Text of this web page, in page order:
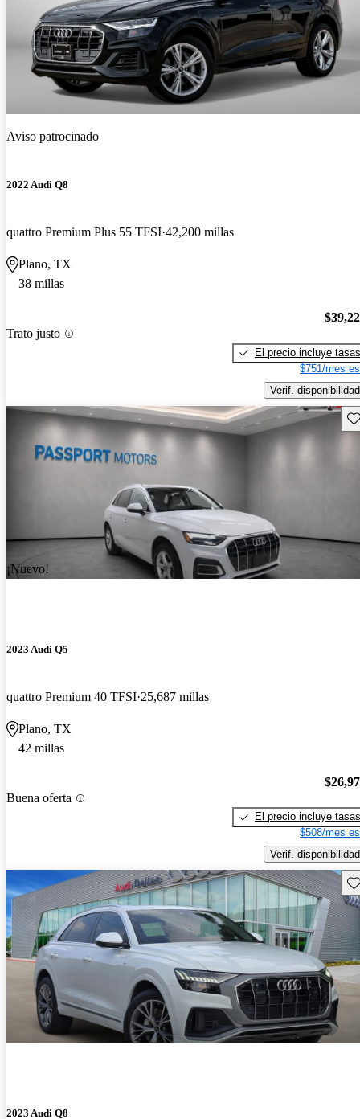
Aviso patrocinado
2022 Audi Q8
quattro Premium Plus 55 TFSI 42,200 millas
Plano, TX
38 millas
Trato justo
El precio incluye tasas
$751/mes
Verif. disponibilidad
¡Nuevo!
2023 Audi Q5
quattro Premium 40 TFSI 25,687 millas
Plano, TX
42 millas
Buena oferta
El precio incluye tasas
$508/mes
Verif. disponibilidad
2023 Audi Q8